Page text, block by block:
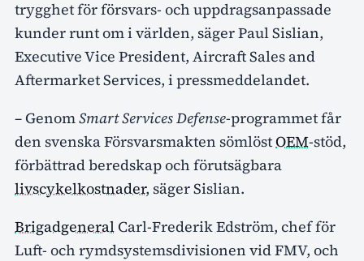
trygghet för försvars- och uppdragsanpassade
kunder runt om i världen, säger Paul Sislian,
Executive Vice President, Aircraft Sales and
Aftermarket Services, i pressmeddelandet.
– GenomSmart Services Defense-programmet får
den svenska Försvarsmakten sömlöstOEM-stöd,
förbättrad beredskap och förutsägbara
livscykelkostnader, säger Sislian.
Brigadgeneral Carl-Frederik Edström, chef för
Luft- och rymdsystemsdivisionen vid FMV, och